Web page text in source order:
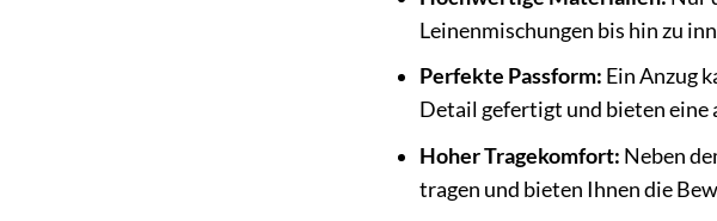
Leinenmischungen bis hin zu
Perfekte Passform: Ein Anzug
Detail gefertigt und bieten eine
Hoher Tragekomfort: Neben
tragen und bieten Ihnen die